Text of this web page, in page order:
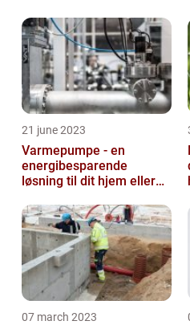
21 june 2023
Varmepumpe - en
energibesparende
løsning til dit hjem eller
07 march 2023